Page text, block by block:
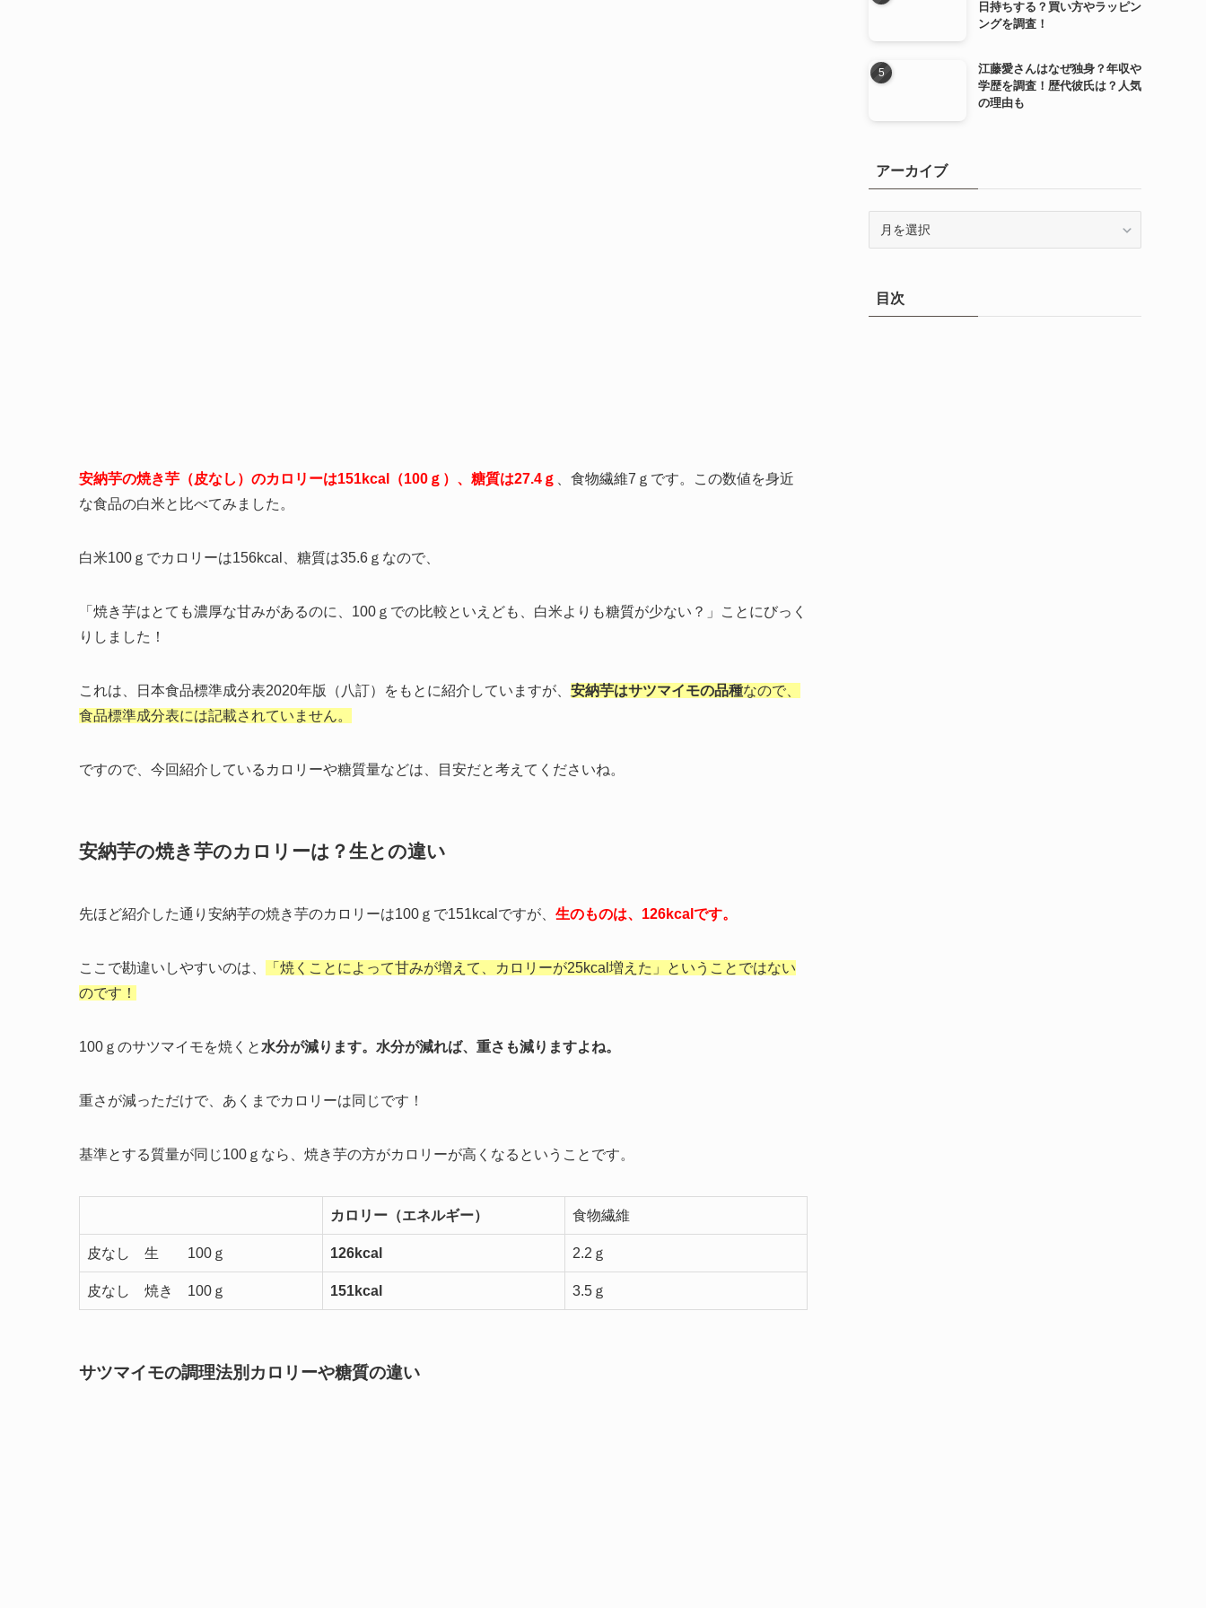
安納芋の焼き芋（皮なし）のカロリーは151kcal（100ｇ）、糖質は27.4ｇ
、食物繊維7ｇです。この数値を身近
な食品の白米と比べてみました。
白米100ｇでカロリーは156kcal、糖質は35.6ｇなので、
「焼き芋はとても濃厚な甘みがあるのに、100ｇでの比較といえども、白米よりも糖質が少ない？」ことにびっく
りしました！
これは、日本食品標準成分表2020年版（八訂）をもとに紹介していますが、 安納芋はサツマイモの品種なので、
食品標準成分表には記載されていません。
ですので、今回紹介しているカロリーや糖質量などは、目安だと考えてくださいね。
安納芋の焼き芋のカロリーは？生との違い
先ほど紹介した通り安納芋の焼き芋のカロリーは100ｇで151kcalですが、 生のものは、126kcalです。
ここで勘違いしやすいのは、
「焼くことによって甘みが増えて、カロリーが25kcal増えた」ということではない
のです！
100ｇのサツマイモを焼くと 水分が減ります。水分が減れば、重さも減りますよね。
重さが減っただけで、あくまでカロリーは同じです！
基準とする質量が同じ100ｇなら、焼き芋の方がカロリーが高くなるということです。
カロリー（エネルギー） 食物繊維
皮なし 生 100ｇ 126kcal 2.2ｇ
皮なし 焼き 100ｇ 151kcal 3.5ｇ
サツマイモの調理法別カロリーや糖質の違い
日持ちする？買い方やラッピン
ングを調査！
江藤愛さんはなぜ独身？年収や
学歴を調査！歴代彼氏は？人気
の理由も
アーカイブ
ブ目次